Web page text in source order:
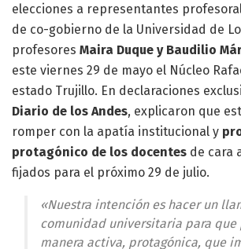
elecciones a representantes
de co-gobierno de la Universidad de
profesores Maira Duque y Baudilio
este viernes 29 de mayo el Núcleo
estado Trujillo. En declaraciones
Diario de los Andes, explicaron que
romper con la apatía institucional y
protagónico de los docentes de cara
fijados para el próximo 29 de julio.
«Nuestra intención es hacer un
comunidad universitaria para
manera activa, protagónica, que